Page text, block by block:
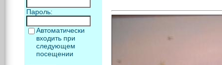
Пароль:
Автоматически
входить при
следующем
посещении